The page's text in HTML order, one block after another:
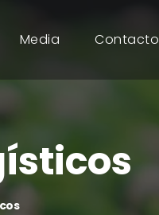
Media Contacto